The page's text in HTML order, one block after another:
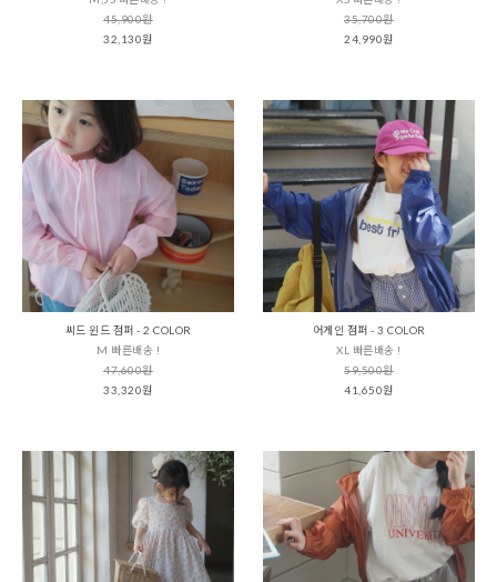
45,900원
32,130원
35,700원
24,990원
씨드 윈드 점퍼 - 2 COLOR
M 빠른배송 !
47,600원
33,320원
어게인 점퍼 - 3 COLOR
XL 빠른배송 !
59,500원
41,650원